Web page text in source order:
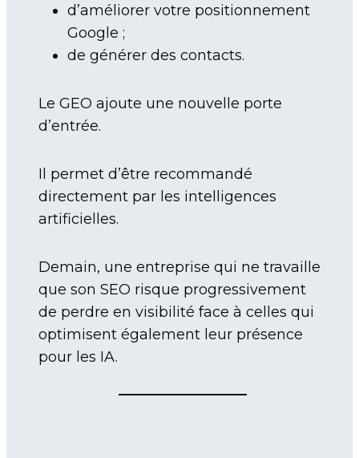
d’améliorer votre positionnement
Google ;
de générer des contacts.
Le GEO ajoute une nouvelle porte
d’entrée.
Il permet d’être recommandé
directement par les intelligences
artificielles.
Demain, une entreprise qui ne travaille
que son SEO risque progressivement
de perdre en visibilité face à celles qui
optimisent également leur présence
pour les IA.